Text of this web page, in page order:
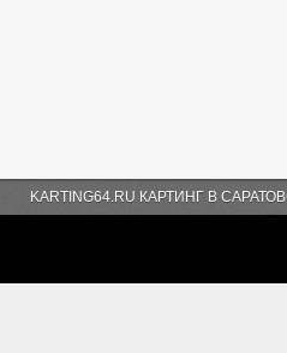
KARTING64.RU КАРТИНГ В